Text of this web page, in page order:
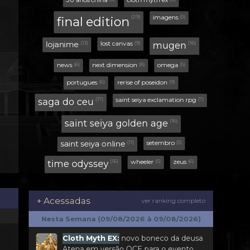
+ Acessadas ver ranking completo